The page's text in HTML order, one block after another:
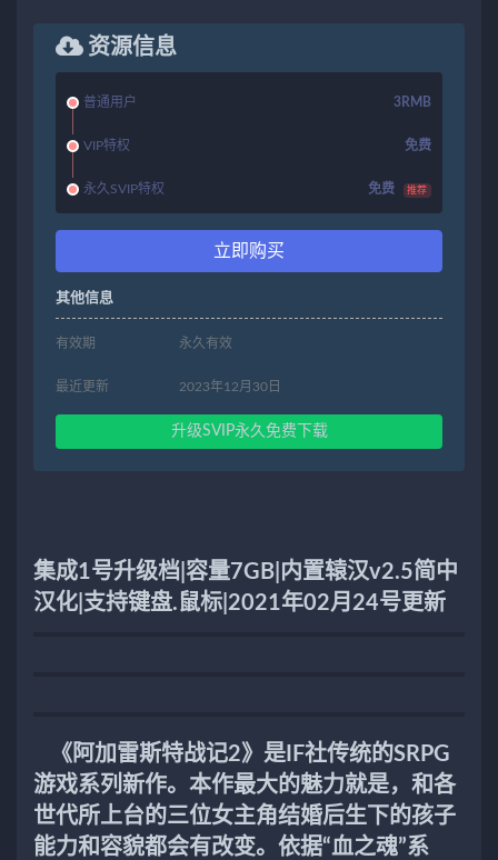
资源信息
普通用户 3RMB
VIP特权 免费
永久SVIP特权 免费 推荐
立即购买
其他信息
有效期 永久有效
最近更新 2023年12月30日
升级SVIP永久免费下载
集成1号升级档|容量7GB|内置辕汉v2.5简中
汉化|支持键盘.鼠标|2021年02月24号更新
《阿加雷斯特战记2》是IF社传统的SRPG
游戏系列新作。本作最大的魅力就是，和各
世代所上台的三位女主角结婚后生下的孩子
能力和容貌都会有改变。依据“血之魂”系